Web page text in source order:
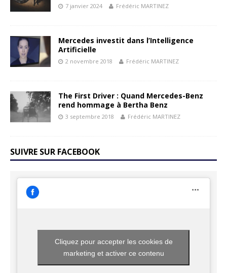
7 janvier 2024 Frédéric MARTINEZ
Mercedes investit dans l’Intelligence
Artificielle
2 novembre 2018 Frédéric MARTINEZ
The First Driver : Quand Mercedes-Benz
rend hommage à Bertha Benz
3 septembre 2018 Frédéric MARTINEZ
SUIVRE SUR FACEBOOK
Cliquez pour accepter les cookies de
marketing et activer ce contenu